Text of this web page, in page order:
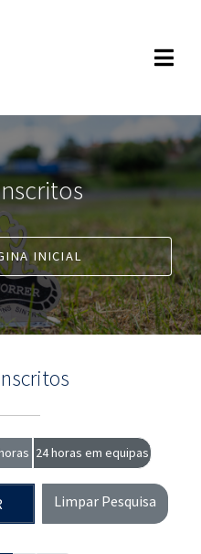
INICIAL
24 horas em equipas
Limpar Pesquisa